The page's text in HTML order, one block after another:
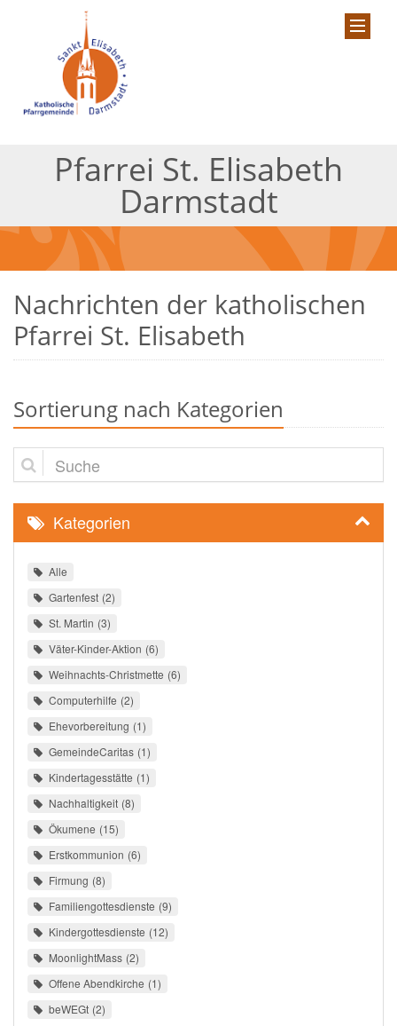
Pfarrei St. Elisabeth
Darmstadt
Nachrichten der katholischen
Pfarrei St. Elisabeth
Sortierung nach Kategorien
Suche
Kategorien
Alle
Gartenfest 2
St. Martin 3
Väter-Kinder-Aktion 6
Weihnachts-Christmette 6
Computerhilfe 2
Ehevorbereitung 1
GemeindeCaritas 1
Kindertagesstätte 1
Nachhaltigkeit 8
Ökumene 15
Erstkommunion 6
Firmung 8
Familiengottesdienste 9
Kindergottesdienste 12
MoonlightMass 2
Offene Abendkirche 1
beWEGt 2